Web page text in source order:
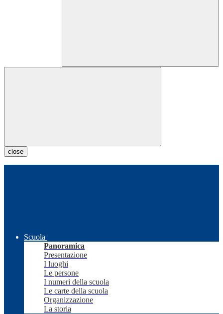
close
Scuola
Panoramica
Presentazione
I luoghi
Le persone
I numeri della scuola
Le carte della scuola
Organizzazione
La storia